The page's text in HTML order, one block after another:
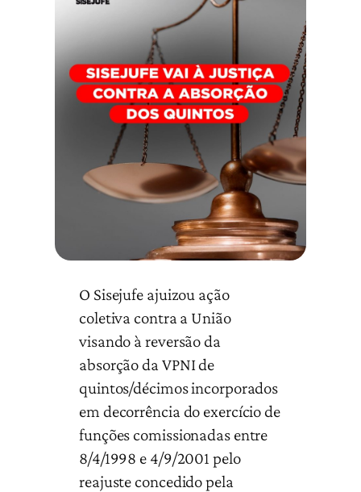
O Sisejufe ajuizou ação
coletiva contra a União
visando à reversão da
absorção da VPNI de
quintos/décimos incorporados
em decorrência do exercício de
funções comissionadas entre
8/4/1998 e 4/9/2001 pelo
reajuste concedido pela